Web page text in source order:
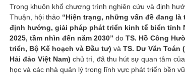
Trong khuôn khổ chương trình nghiên cứu và định
Thuận, hội thảo “Hiện trạng, những vấn đề đang
định hướng, giải pháp phát triển kinh tế biển tỉnh
2025, tầm nhìn đến năm 2030” do TS. Hồ Công
triển, Bộ Kế hoạch và Đầu tư) và TS. Dư Văn Toán
Hải đảo Việt Nam) chủ trì, đã thu hút sự quan tâm
học và các nhà quản lý trong lĩnh vực phát triển bền